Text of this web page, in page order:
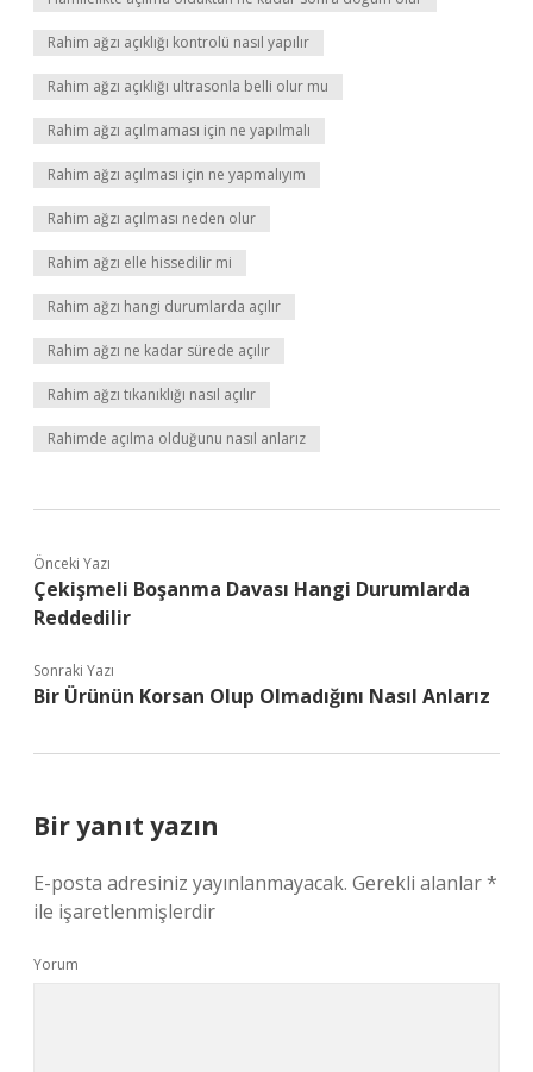
Rahim ağzı açıklığı kontrolü nasıl yapılır
Rahim ağzı açıklığı ultrasonla belli olur mu
Rahim ağzı açılmaması için ne yapılmalı
Rahim ağzı açılması için ne yapmalıyım
Rahim ağzı açılması neden olur
Rahim ağzı elle hissedilir mi
Rahim ağzı hangi durumlarda açılır
Rahim ağzı ne kadar sürede açılır
Rahim ağzı tıkanıklığı nasıl açılır
Rahimde açılma olduğunu nasıl anlarız
Önceki Yazı
Çekişmeli Boşanma Davası Hangi Durumlarda
Reddedilir
Sonraki Yazı
Bir Ürünün Korsan Olup Olmadığını Nasıl Anlarız
Bir yanıt yazın
E-posta adresiniz yayınlanmayacak. Gerekli alanlar*
ile işaretlenmişlerdir
Yorum